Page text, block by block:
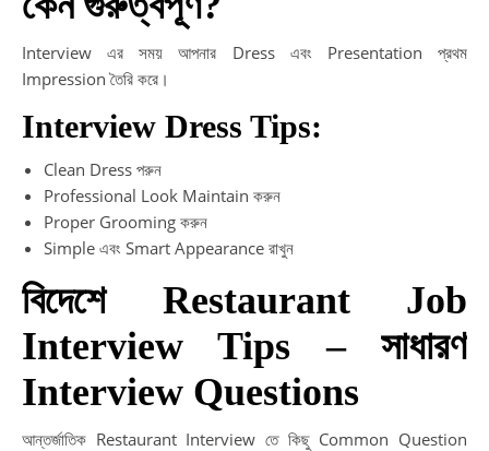
Interview এর সময় আপনার Dress এবং Presentation প্রথম
Impression তৈরি করে।
Interview Dress Tips:
Clean Dress পরুন
Professional Look Maintain করুন
Proper Grooming করুন
Simple এবং Smart Appearance রাখুন
বিদেশে Restaurant Job
Interview Tips – সাধারণ
Interview Questions
আন্তর্জাতিক Restaurant Interview তে কিছু Common Question